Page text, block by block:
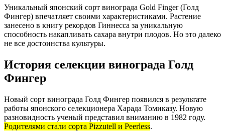
Уникальный японский сорт винограда Gold Finger (Голд
Фингер) впечатляет своими характеристиками. Растение
занесено в книгу рекордов Гиннесса за уникальную
способность накапливать сахара внутри плодов. Но это далеко
не все достоинства культуры.
История селекции винограда Голд
Фингер
Новый сорт винограда Голд Фингер появился в результате
работы японского селекционера Харада Томиказу. Новую
разновидность ученый представил вниманию в 1982 году.
Родителями стали сорта Pizzutell и Peerless.